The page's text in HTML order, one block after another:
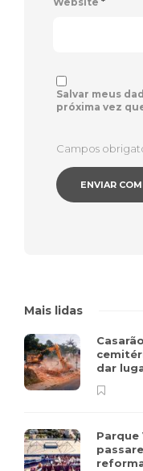
Salvar meus
próxima vez
Campos
Mais lidas
dar
Parque